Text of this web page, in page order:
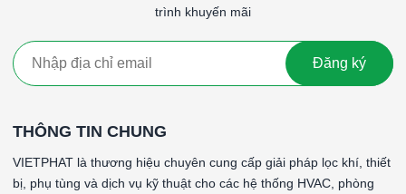
trình khuyến mãi
Đăng ký
THÔNG TIN CHUNG
VIETPHAT là thương hiệu chuyên cung cấp giải pháp lọc khí, thiết
bị, phụ tùng và dịch vụ kỹ thuật cho các hệ thống HVAC, phòng